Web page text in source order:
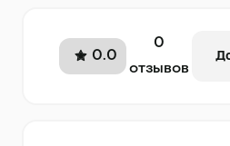
0.0
0
отзывов